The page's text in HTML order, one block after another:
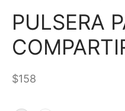
PULSERA
$158